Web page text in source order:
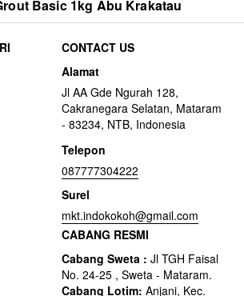
Basic 1kg Abu Krakatau
CONTACT US
Alamat
Jl AA Gde Ngurah 128,
Cakranegara Selatan, Mataram
- 83234, NTB, Indonesia
Telepon
087777304222
Surel
mkt.indokokoh@gmail.com
CABANG RESMI